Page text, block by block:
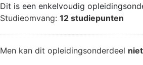
Dit is een enkelvoudig
Studieomvang: 12 studiepunten
Men kan dit opleidingsonderdeel